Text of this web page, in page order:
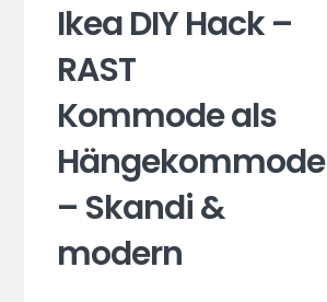
Ikea DIY Hack –
RAST
Kommode als
Hängekommode
– Skandi &
modern